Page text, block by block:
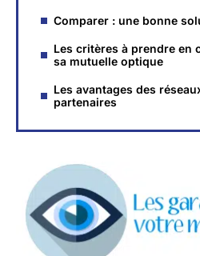
Comparer : une bonne
Les critères à prendre en
sa mutuelle optique
Les avantages des
partenaires